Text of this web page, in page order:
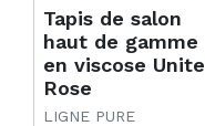
Tapis de salon
haut de gamme
en viscose Unite
Rose
LIGNE PURE